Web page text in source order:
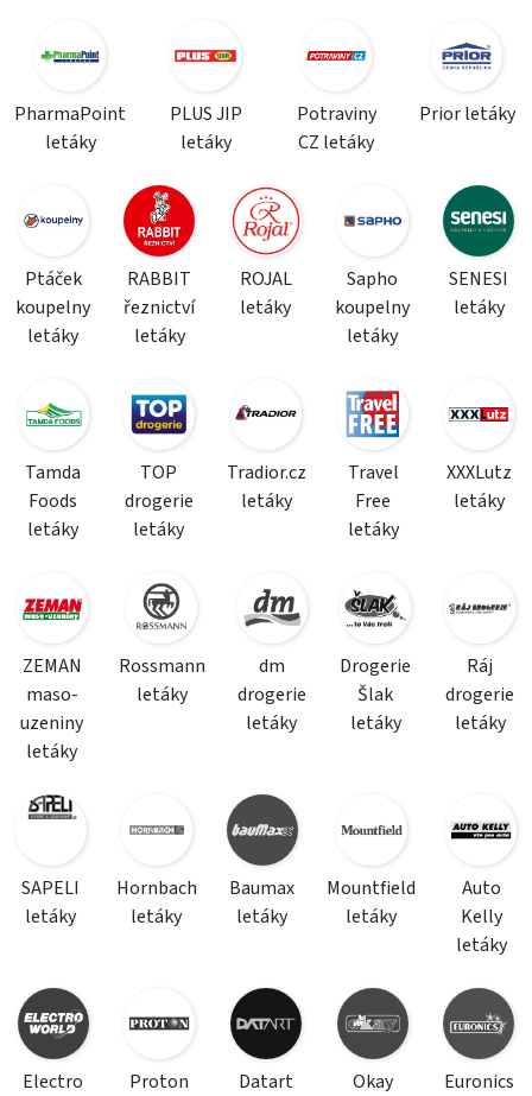
PharmaPoint
letáky
PLUS JIP
letáky
Potraviny
CZ letáky
Prior letáky
Ptáček
koupelny
letáky
RABBIT
řeznictví
letáky
ROJAL
letáky
Sapho
koupelny
letáky
SENESI
letáky
Tamda
Foods
letáky
TOP
drogerie
letáky
Tradior.cz
letáky
Travel
Free
letáky
XXXLutz
letáky
ZEMAN
maso-
uzeniny
letáky
Rossmann
letáky
dm
drogerie
letáky
Drogerie
Šlak
letáky
Ráj
drogerie
letáky
SAPELI
letáky
Hornbach
letáky
Baumax
letáky
Mountfield
letáky
Auto
Kelly
letáky
Electro
Proton
Datart
Okay
Euronics